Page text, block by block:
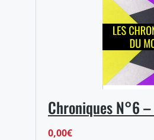
Chroniques N°6
0,00€